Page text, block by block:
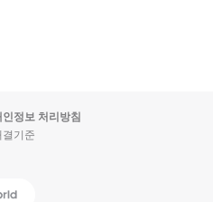
인정보 처리방침
결기준